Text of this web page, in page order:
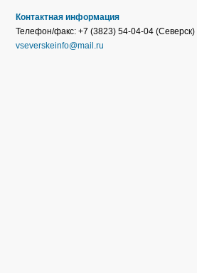
Контактная информация
Телефон/факс: +7 (3823) 54-04-04 (Северск)
vseverskeinfo@mail.ru